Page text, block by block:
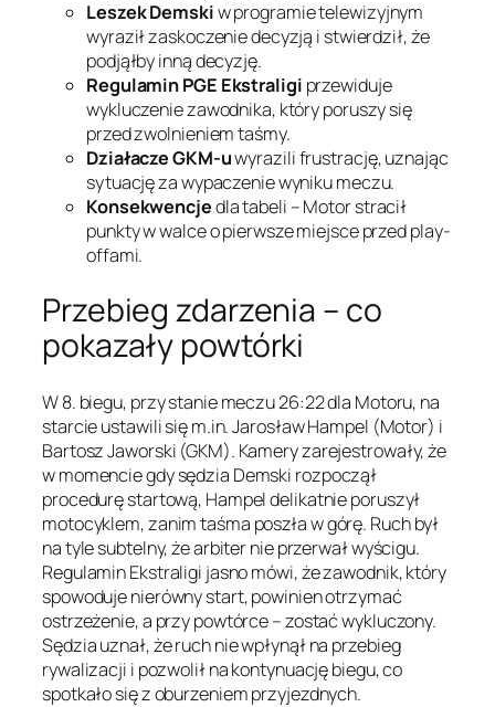
Leszek Demskiw programie telewizyjnym
wyraził zaskoczenie decyzją i stwierdził, że
podjąłby inną decyzję.
Regulamin PGE Ekstraligi przewiduje
wykluczenie zawodnika, który poruszy się
przed zwolnieniem taśmy.
Działacze GKM-uwyrazili frustrację, uznając
sytuację za wypaczenie wyniku meczu.
Konsekwencjedla tabeli – Motor stracił
punkty w walce o pierwsze miejsce przed play-
offami.
Przebieg zdarzenia – co
pokazały powtórki
W 8. biegu, przy stanie meczu 26:22 dla Motoru, na
starcie ustawili się m.in. Jarosław Hampel (Motor) i
Bartosz Jaworski (GKM). Kamery zarejestrowały, że
w momencie gdy sędzia Demski rozpoczął
procedurę startową, Hampel delikatnie poruszył
motocyklem, zanim taśma poszła w górę. Ruch był
na tyle subtelny, że arbiter nie przerwał wyścigu.
Regulamin Ekstraligi jasno mówi, że zawodnik, który
spowoduje nierówny start, powinien otrzymać
ostrzeżenie, a przy powtórce – zostać wykluczony.
Sędzia uznał, że ruch nie wpłynął na przebieg
rywalizacji i pozwolił na kontynuację biegu, co
spotkało się z oburzeniem przyjezdnych.